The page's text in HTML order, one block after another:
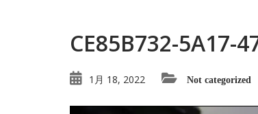
CE85B732-5A17-
1月 18, 2022 Not categorized